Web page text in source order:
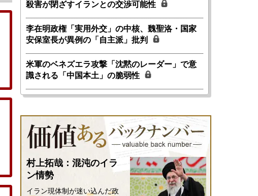
殺害が閉ざすイランとの交渉可能性
李在明政権「実用外交」の中核、魏聖洛・国家
安保室長が異例の「自主派」批判
米軍のベネズエラ攻撃「沈黙のレーダー」で意
識される「中国本土」の脆弱性
村上拓哉：混沌のイラ
ン情勢
イラン現体制が迷い込んだ政